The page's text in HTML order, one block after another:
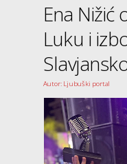
Ena Nižić
Luku i
Autor: Ljubuški portal